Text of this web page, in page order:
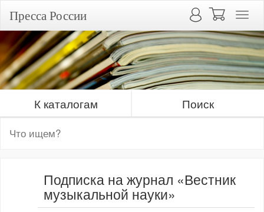
Пресса России
К каталогам Поиск
Подписка на журнал «Вестник
музыкальной науки»